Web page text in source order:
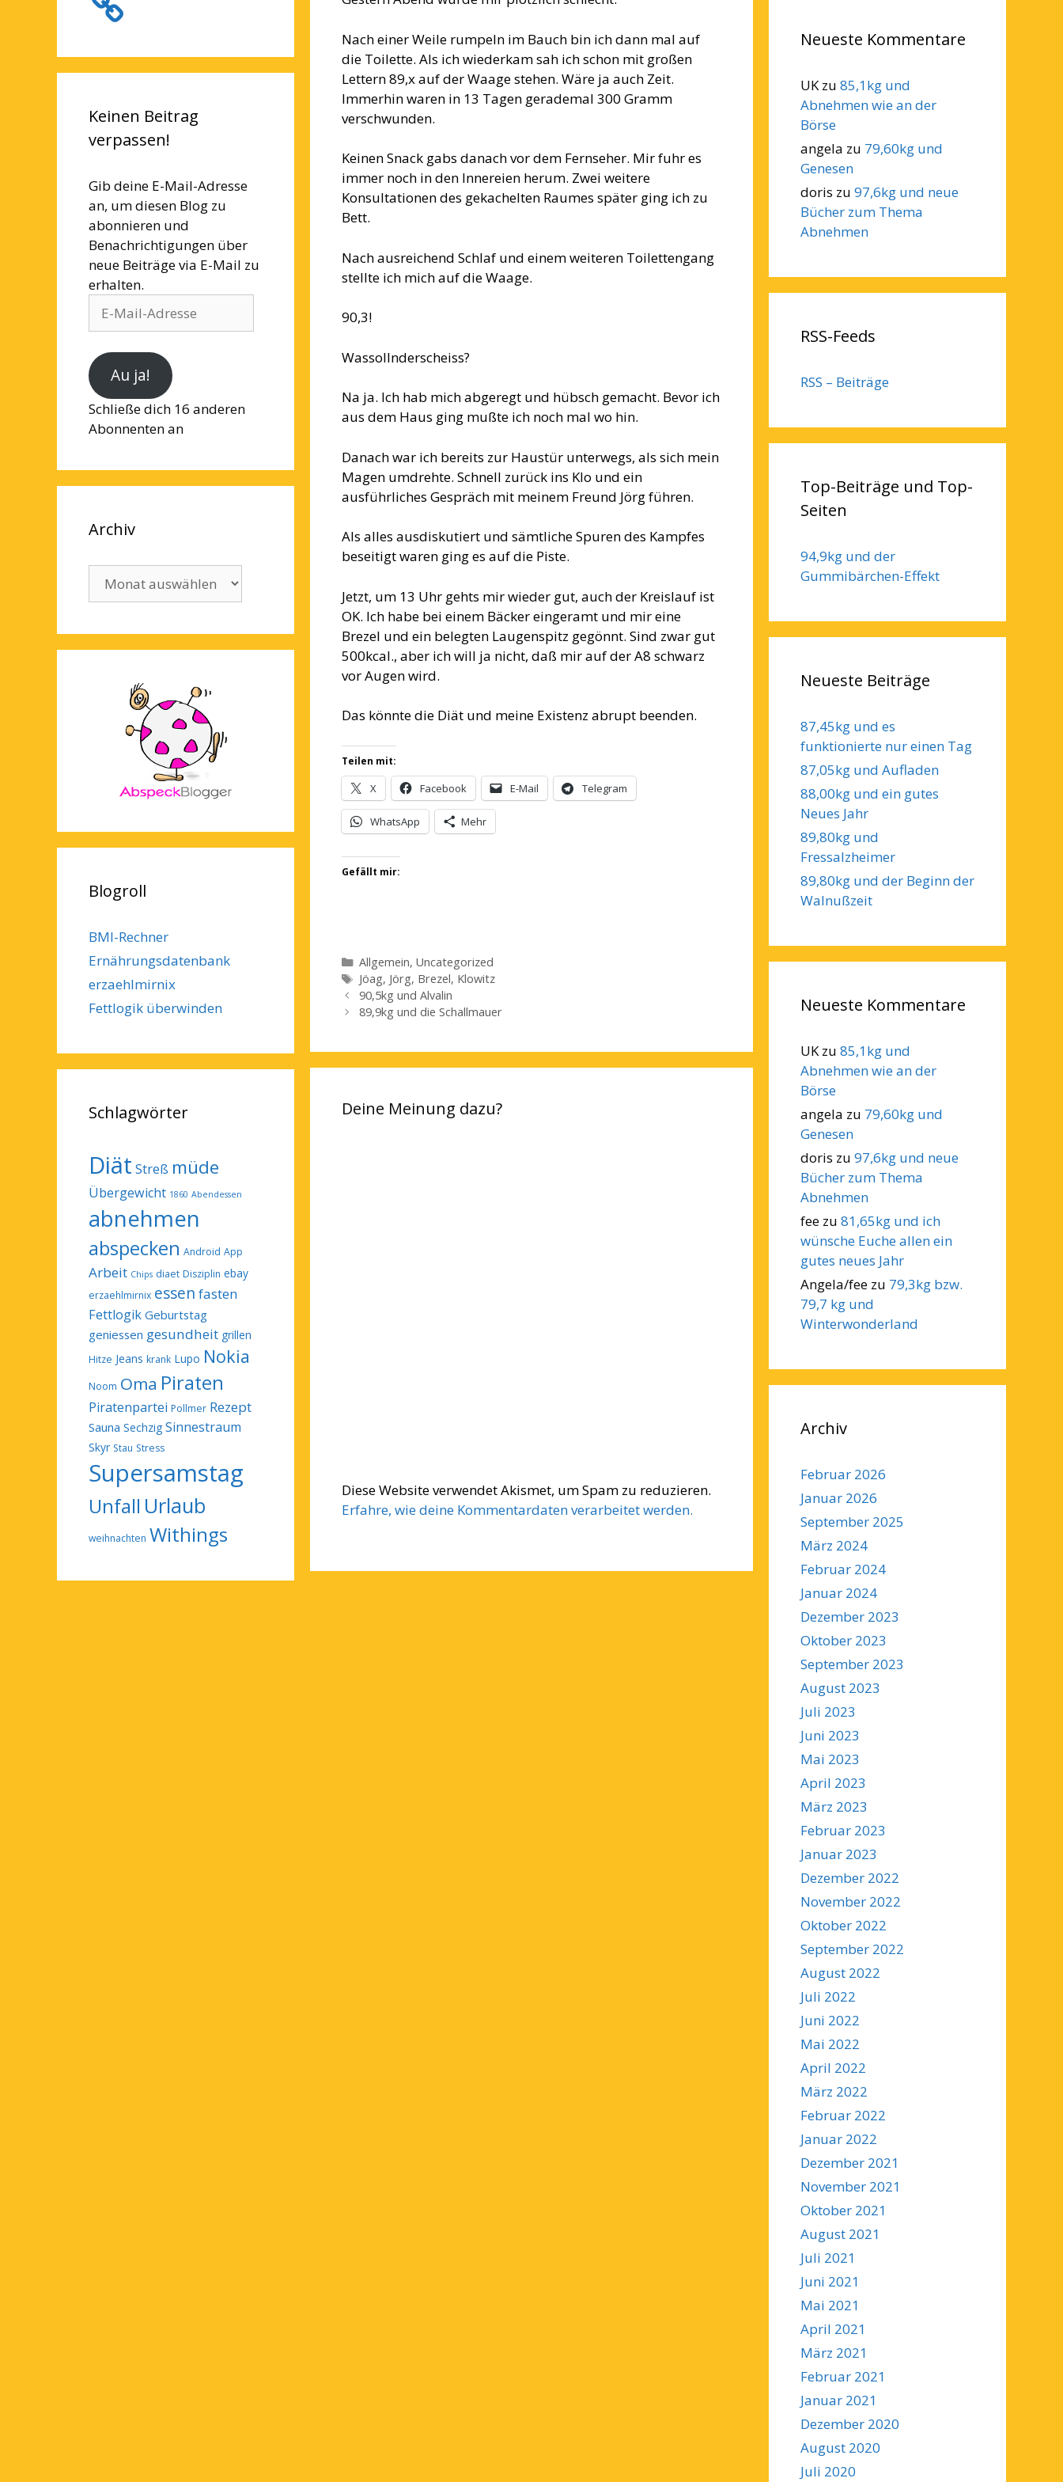
Nach einer Weile rumpeln im Bauch bin ich dann mal auf
die Toilette. Als ich wiederkam sah ich schon mit großen
Lettern 89,x auf der Waage stehen. Wäre ja auch Zeit.
Immerhin waren in 13 Tagen gerademal 300 Gramm
verschwunden.
Keinen Snack gabs danach vor dem Fernseher. Mir fuhr es
immer noch in den Innereien herum. Zwei weitere
Konsultationen des gekachelten Raumes später ging ich zu
Bett.
Nach ausreichend Schlaf und einem weiteren Toilettengang
stellte ich mich auf die Waage.
90,3!
Wassollnderscheiss?
Na ja. Ich hab mich abgeregt und hübsch gemacht. Bevor ich
aus dem Haus ging mußte ich noch mal wo hin.
Danach war ich bereits zur Haustür unterwegs, als sich mein
Magen umdrehte. Schnell zurück ins Klo und ein
ausführliches Gespräch mit meinem Freund Jörg führen.
Als alles ausdiskutiert und sämtliche Spuren des Kampfes
beseitigt waren ging es auf die Piste.
Jetzt, um 13 Uhr gehts mir wieder gut, auch der Kreislauf ist
OK. Ich habe bei einem Bäcker eingeramt und mir eine
Brezel und ein belegten Laugenspitz gegönnt. Sind zwar gut
500kcal., aber ich will ja nicht, daß mir auf der A8 schwarz
vor Augen wird.
Das könnte die Diät und meine Existenz abrupt beenden.
Teilen mit:
X Facebook E-Mail Telegram
WhatsApp Mehr
Gefällt mir:
Kategorien
Allgemein, Uncategorized
Schlagwörter
Jöag, Jörg, Brezel, Klowitz
90,5kg und Alvalin
89,9kg und die Schallmauer
Deine Meinung dazu?
Diese Website verwendet Akismet, um Spam zu reduzieren.
Erfahre, wie deine Kommentardaten verarbeitet werden.
Keinen Beitrag
verpassen!
Gib deine E-Mail-Adresse
an, um diesen Blog zu
abonnieren und
Benachrichtigungen über
neue Beiträge via E-Mail zu
erhalten.
Mail-
Au ja!
Schließe dich 16 anderen
Abonnenten an
Archiv
Blogroll
BMI-Rechner
Ernährungsdatenbank
erzaehlmirnix
Fettlogik überwinden
Schlagwörter
Diät Streß müde
Übergewicht 1860 Abendessen
abnehmen
abspecken Android App
Arbeit Chips diaet Disziplin ebay
erzaehlmirnix essen fasten
Fettlogik Geburtstag
geniessen gesundheit grillen
Hitze Jeans krank Lupo Nokia
Noom Oma Piraten
Piratenpartei Pollmer Rezept
Sauna Sechzig Sinnestraum
Skyr Stau Stress
Supersamstag
Unfall Urlaub
weihnachten Withings
Neueste Kommentare
UKzu 85,1kg und
Abnehmen wie an der
Börse
angela zu 79,60kg und
Genesen
doris zu 97,6kg und neue
Bücher zum Thema
Abnehmen
RSS-Feeds
RSS – Beiträge
Top-Beiträge und Top-
Seiten
94,9kg und der
Gummibärchen-Effekt
Neueste Beiträge
87,45kg und es
funktionierte nur einen Tag
87,05kg und Aufladen
88,00kg und ein gutes
Neues Jahr
89,80kg und
Fressalzheimer
89,80kg und der Beginn der
Walnußzeit
Neueste Kommentare
UKzu 85,1kg und
Abnehmen wie an der
Börse
angela zu 79,60kg und
Genesen
doris zu 97,6kg und neue
Bücher zum Thema
Abnehmen
fee zu 81,65kg und ich
wünsche Euche allen ein
gutes neues Jahr
Angela/fee zu 79,3kg bzw.
79,7 kg und
Winterwonderland
Archiv
Februar 2026
Januar 2026
September 2025
März 2024
Februar 2024
Januar 2024
Dezember 2023
Oktober 2023
September 2023
August 2023
Juli 2023
Juni 2023
Mai 2023
April 2023
März 2023
Februar 2023
Januar 2023
Dezember 2022
November 2022
Oktober 2022
September 2022
August 2022
Juli 2022
Juni 2022
Mai 2022
April 2022
März 2022
Februar 2022
Januar 2022
Dezember 2021
November 2021
Oktober 2021
August 2021
Juli 2021
Juni 2021
Mai 2021
April 2021
März 2021
Februar 2021
Januar 2021
Dezember 2020
August 2020
Juli 2020